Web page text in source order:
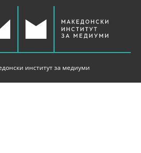
институт за медиуми